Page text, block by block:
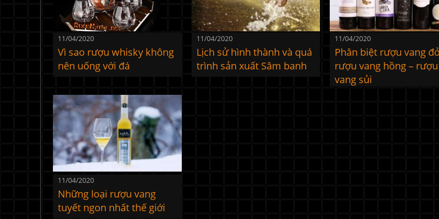
11/04/2020
Vì sao rượu whisky không
nên uống với đá
11/04/2020
Lịch sử hình thành và quá
trình sản xuất Sâm banh
11/04/2020
Phân biệt rượu vang
rượu vang hồng – rượu
vang sủi
11/04/2020
Những loại rượu vang
tuyết ngon nhất thế giới